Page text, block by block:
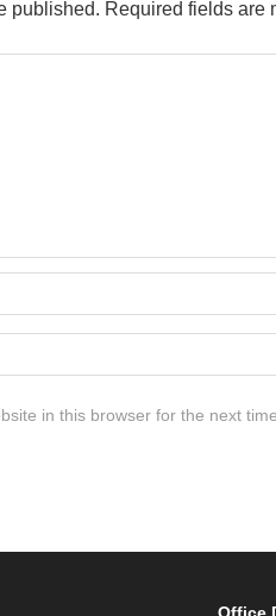
published. Required fields are
in this browser for the next